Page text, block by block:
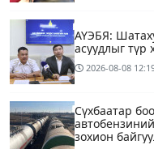
АҮЭБЯ:
асуудлыг түр
2026-08-08
Сүхбаатар
зохион